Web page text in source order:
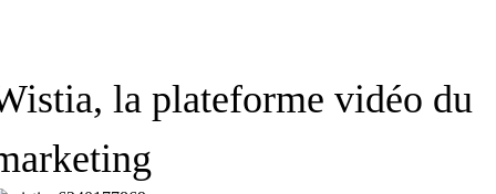
la plateforme vidéo du